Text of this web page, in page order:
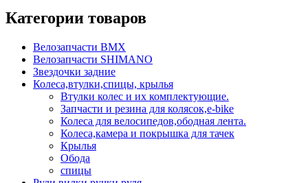
Категории товаров
Велозапчасти BMX
Велозапчасти SHIMANO
Звездочки задние
Колеса,втулки,спицы, крылья
Втулки колес и их комплектующие.
Запчасти и резина для колясок,e-bike
Колеса для велосипедов,ободная лента.
Колеса,камера и покрышка для тачек
Крылья
Обода
спицы